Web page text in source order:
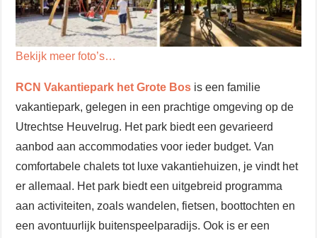
Bekijk meer foto’s…
RCN Vakantiepark het Grote Bos is een familie
vakantiepark, gelegen in een prachtige omgeving op de
Utrechtse Heuvelrug. Het park biedt een gevarieerd
aanbod aan accommodaties voor ieder budget. Van
comfortabele chalets tot luxe vakantiehuizen, je vindt het
er allemaal. Het park biedt een uitgebreid programma
aan activiteiten, zoals wandelen, fietsen, boottochten en
een avontuurlijk buitenspeelparadijs. Ook is er een